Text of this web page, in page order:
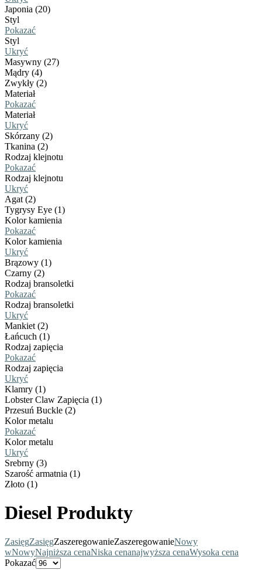
Japonia (20)
Styl
Pokazać
Styl
Ukryć
Masywny (27)
Mądry (4)
Zwykły (2)
Materiał
Pokazać
Materiał
Ukryć
Skórzany (2)
Tkanina (2)
Rodzaj klejnotu
Pokazać
Rodzaj klejnotu
Ukryć
Agat (2)
Tygrysy Eye (1)
Kolor kamienia
Pokazać
Kolor kamienia
Ukryć
Brązowy (1)
Czarny (2)
Rodzaj bransoletki
Pokazać
Rodzaj bransoletki
Ukryć
Mankiet (2)
Łańcuch (1)
Rodzaj zapięcia
Pokazać
Rodzaj zapięcia
Ukryć
Klamry (1)
Lobster Claw Zapięcia (1)
Przesuń Buckle (2)
Kolor metalu
Pokazać
Kolor metalu
Ukryć
Srebrny (3)
Szarość armatnia (1)
Złoto (1)
Diesel Produkty
ZasięgZasięgZaszeregowanieZaszeregowanieNowy
wNowyNajniższa cenaNiska cenanajwyższa cenaWysoka cena
Pokazać